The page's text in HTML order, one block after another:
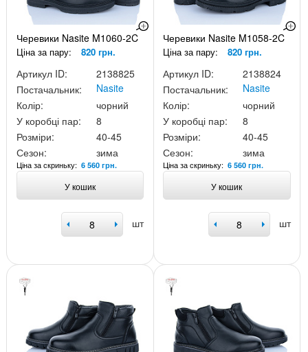
Черевики Nasite M1060-2C
Ціна за пару: 820 грн.
Артикул ID:
2138825
Постачальник:
Nasite
Колір:
чорний
У коробці пар:
8
Розміри:
40-45
Сезон:
зима
Ціна за скриньку: 6 560 грн.
У кошик
шт
Черевики Nasite M1058-2C
Ціна за пару: 820 грн.
Артикул ID:
2138824
Постачальник:
Nasite
Колір:
чорний
У коробці пар:
8
Розміри:
40-45
Сезон:
зима
Ціна за скриньку:6 560 грн.
У кошик
шт